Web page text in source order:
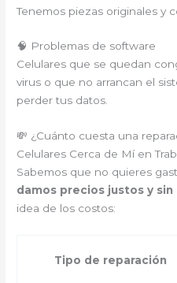
Tenemos piezas originales y
🧠 Problemas de software
Celulares que se quedan
virus o que no arrancan el
perder tus datos.
💸 ¿Cuánto cuesta una
Celulares Cerca de Mí en
Sabemos que no quieres
damos precios justos y sin
idea de los costos:
Tipo de reparación